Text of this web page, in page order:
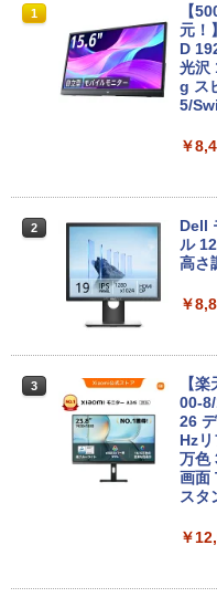
1
中
メー
GB
済み
￥
2
＼8
ノー
￥
ノー
7世
P
1
【
| 一
(〜
B |
￥
2
【マ
古デ
ion
￥
【エ
ャン
5
ア 4
ミニ
1
【
元！
D
光沢
g ス
5/
￥
2
Dell
ル
高さ
￥
3
【
00-
26
Hz
万色
画面
スタ
￥